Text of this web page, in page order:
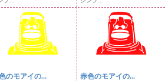
のモアイの... 赤色のモアイの...